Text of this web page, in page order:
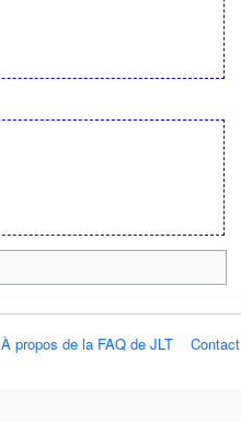
À propos de la FAQ de JLT Contact